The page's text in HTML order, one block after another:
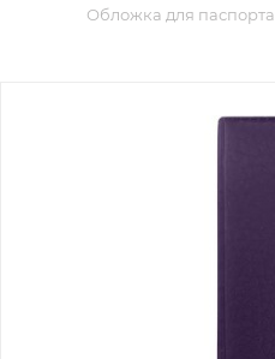
Обложка для паспорта